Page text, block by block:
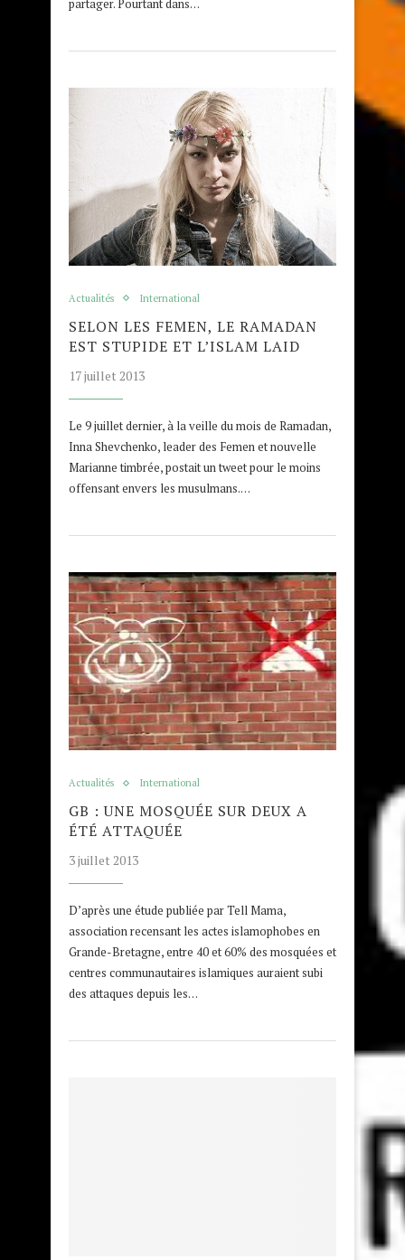
partager. Pourtant dans…
Actualités International
SELON LES FEMEN, LE RAMADAN
EST STUPIDE ET L’ISLAM LAID
17 juillet 2013
Le 9 juillet dernier, à la veille du mois de Ramadan,
Inna Shevchenko, leader des Femen et nouvelle
Marianne timbrée, postait un tweet pour le moins
offensant envers les musulmans.…
Actualités International
GB : UNE MOSQUÉE SUR DEUX A
ÉTÉ ATTAQUÉE
3 juillet 2013
D’après une étude publiée par Tell Mama,
association recensant les actes islamophobes en
Grande-Bretagne, entre 40 et 60% des mosquées et
centres communautaires islamiques auraient subi
des attaques depuis les…